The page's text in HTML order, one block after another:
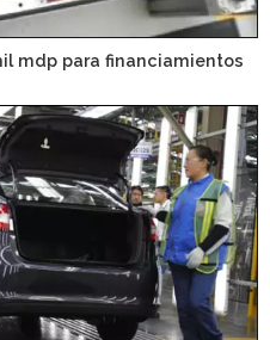
mdp para financiamientos